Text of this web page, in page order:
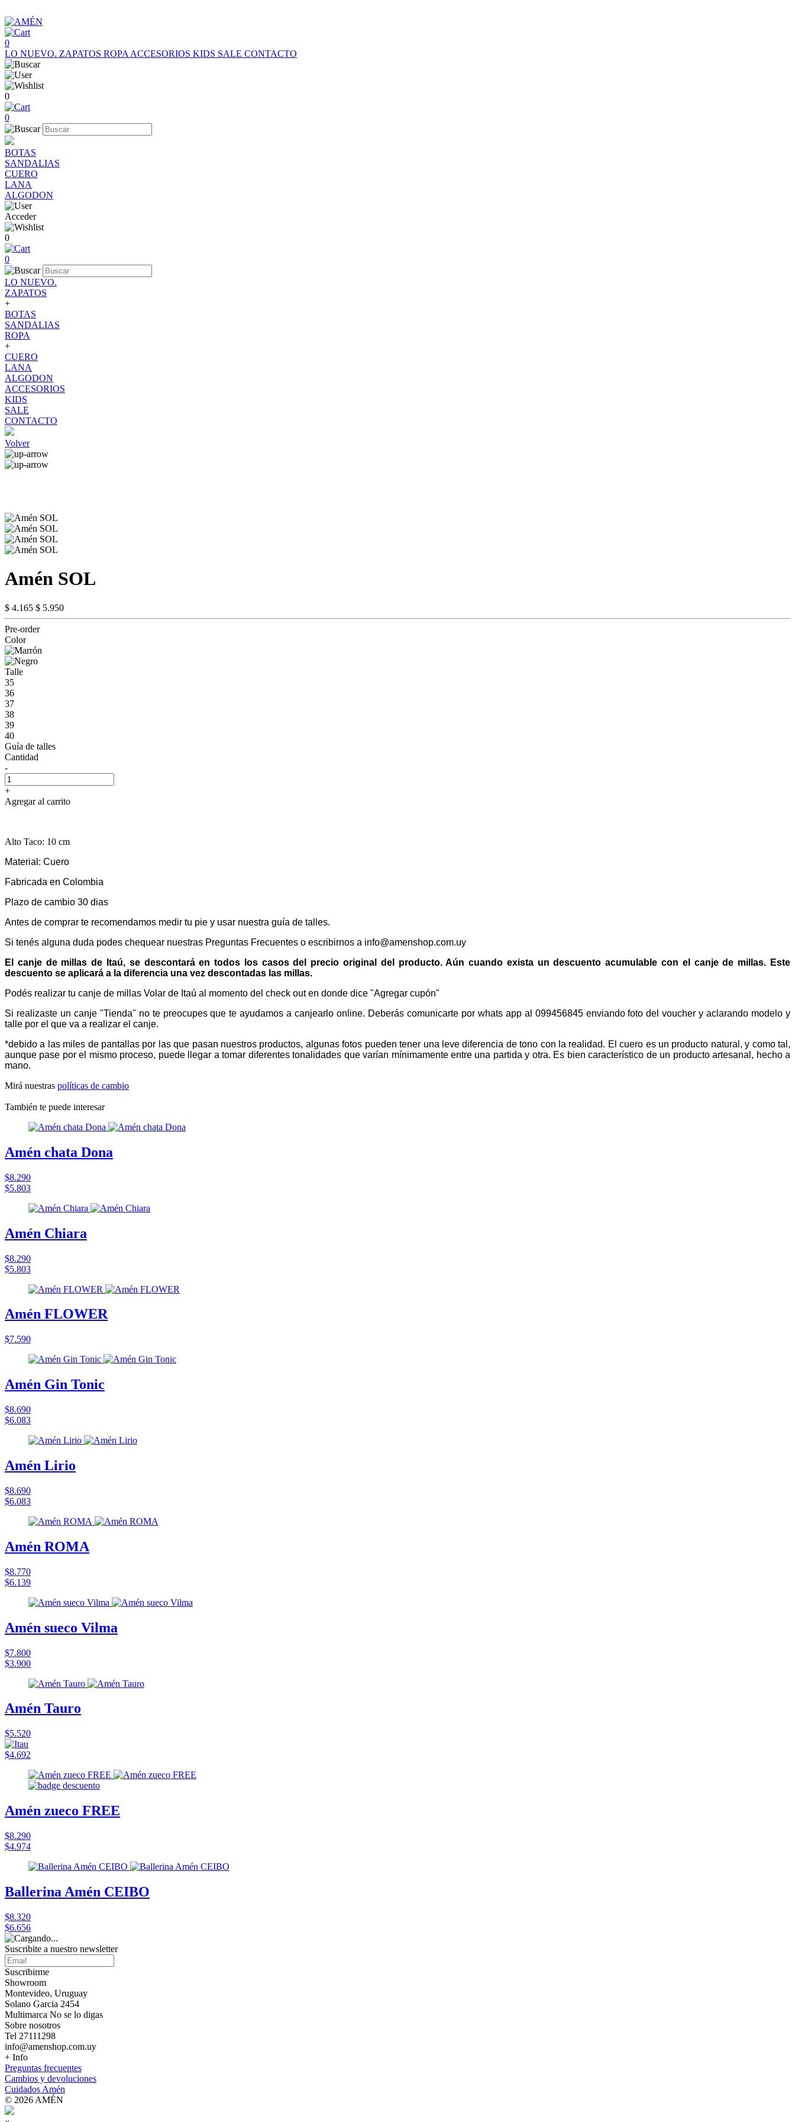
0
LO NUEVO. ZAPATOS ROPA ACCESORIOS KIDS SALE CONTACTO
0
0
BOTAS
SANDALIAS
CUERO
LANA
ALGODON
Acceder
0
0
LO NUEVO.
ZAPATOS
+
BOTAS
SANDALIAS
ROPA
+
CUERO
LANA
ALGODON
ACCESORIOS
KIDS
SALE
CONTACTO
Volver
Amén SOL
$ 4.165 $ 5.950
Pre-order
Color
Talle
35
36
37
38
39
40
Guía de talles
Cantidad
-
+
Agregar al carrito
Alto Taco: 10 cm
Material: Cuero
Fabricada en Colombia
Plazo de cambio 30 dias
Antes de comprar te recomendamos medir tu pie y usar nuestra guía de talles.
Si tenés alguna duda podes chequear nuestras Preguntas Frecuentes o escribirnos a info@amenshop.com.uy
El canje de millas de Itaú, se descontará en todos los casos del precio original del producto. Aún cuando exista un descuento acumulable con el canje de millas. Este
descuento se aplicará a la diferencia una vez descontadas las millas.
Podés realizar tu canje de millas Volar de Itaú al momento del check out en donde dice "Agregar cupón"
Si realizaste un canje "Tienda" no te preocupes que te ayudamos a canjearlo online. Deberás comunicarte por whats app al 099456845 enviando foto del voucher y aclarando modelo y
talle por el que va a realizar el canje.
*debido a las miles de pantallas por las que pasan nuestros productos, algunas fotos pueden tener una leve diferencia de tono con la realidad. El cuero es un producto natural, y como tal,
aunque pase por el mismo proceso, puede llegar a tomar diferentes tonalidades que varían mínimamente entre una partida y otra. Es bien característico de un producto artesanal, hecho a
mano.
Mirá nuestras políticas de cambio
También te puede interesar
Amén chata Dona
$8.290
$5.803
Amén Chiara
$8.290
$5.803
Amén FLOWER
$7.590
Amén Gin Tonic
$8.690
$6.083
Amén Lirio
$8.690
$6.083
Amén ROMA
$8.770
$6.139
Amén sueco Vilma
$7.800
$3.900
Amén Tauro
$5.520
$4.692
Amén zueco FREE
$8.290
$4.974
Ballerina Amén CEIBO
$8.320
$6.656
Suscribite a nuestro newsletter
Suscribirme
Showroom
Montevideo, Uruguay
Solano Garcia 2454
Multimarca No se lo digas
Sobre nosotros
Tel 27111298
info@amenshop.com.uy
+ Info
Preguntas frecuentes
Cambios y devoluciones
Cuidados Amén
© 2026 AMÉN